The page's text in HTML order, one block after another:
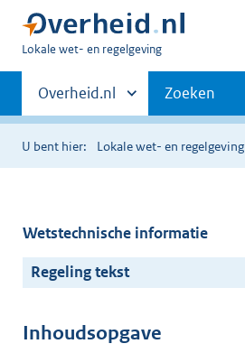
U
hier:
Lokale wet- en regelgeving
Primaire
navigatie
Andere
sites
binnen
Overheid.nl Zoeken
U bent hier: Lokale wet- en regelgeving
Wetstechnische informatie
Regeling tekst
Inhoudsopgave